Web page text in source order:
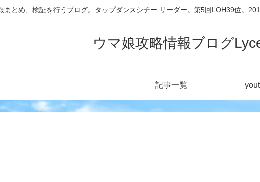
まとめ、検証を行うブログ。タップダンスシチー リーダー。第5回LOH39位。
ウマ娘攻略情報ブログ
記事一覧